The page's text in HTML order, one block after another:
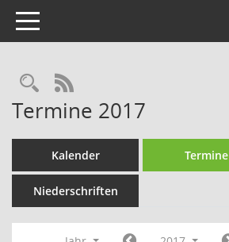
Toggle navigation
Rechercheauswahl
RSS-Feed
Termine 2017
Kalender Termine
Niederschriften